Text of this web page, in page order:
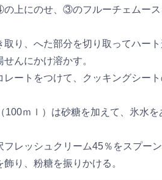
上にのせ、③のフルーチェムース
り、へた部分を切り取ってハー
んにかけ溶かす。
ートをつけて、クッキングシー
ｍｌ）は砂糖を加えて、氷水
レッシュクリーム45％をスプー
り、粉糖を振りかける。